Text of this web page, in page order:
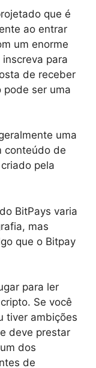
que é
ao entrar
um enorme
para
de receber
pode ser uma
uma
conteúdo de
pela
BitPays varia
mas
que o Bitpay
para ler
Se você
tiver ambições
deve prestar
dos
de